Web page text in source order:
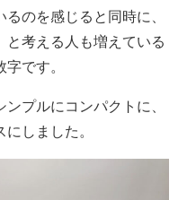
のを感じると同時に、
と考える人も増えている
です。
プルにコンパクトに、
しました。